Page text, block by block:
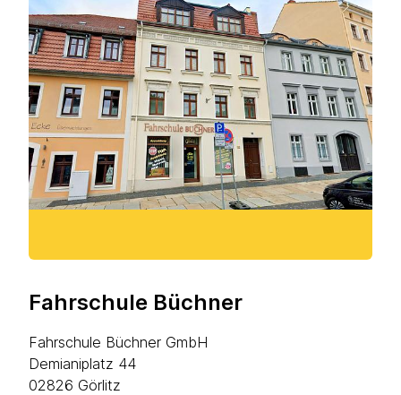
Fahrschule Büchner
Fahrschule Büchner GmbH
Demianiplatz 44
02826 Görlitz